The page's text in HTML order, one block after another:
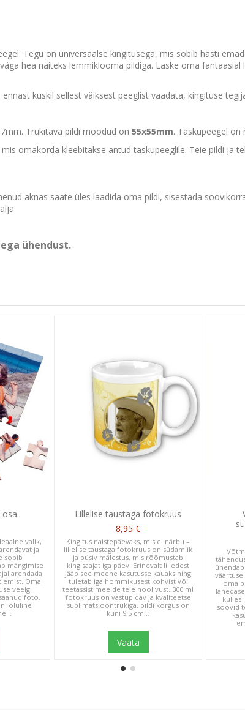
Tegu on universaalse kingitusega, mis sobib hästi
hea näiteks lemmiklooma pildiga. Laske oma
kuskil sellest väiksest peeglist vaadata, kingituse
Trükitava pildi mõõdud on 55x55mm. Taskupeegel on
omakorda kleebitakse antud taskupeeglile. Teie pildi ja
aknas saate üles laadida oma pildi, sisestada
ühendust.
Customer Reviews
5 Based on 5 reviews
Write A Review
rahule ja mu antud juhised neile täideti täpselt nii
teenindus ja kiire transport.
ja kiire transport.
osa
valik,
ja
sobib
mängimise
arendada
Oma
veelgi
foto,
oluline
Lillelise taustaga fotokruus
8,95 €
Kingitus naistepäevaks, mis ei närbu –
lillelise taustaga fotokruus on südamlik
ja püsiv mälestus, mis rõõmustab
kingisaajat iga päev. Erinevalt lilledest
jääb see meene kasutusse kauaks ning
tuletab iga hommikusest kohvist või
teetassist meelde teie hoolivust. 300 ml
fotokruus on vastupidav ja kvaliteetse
sublimatsioontrükiga, pildi kõrgus on
kuni 9,5 cm...
Vaata
oma
küljes
soovid